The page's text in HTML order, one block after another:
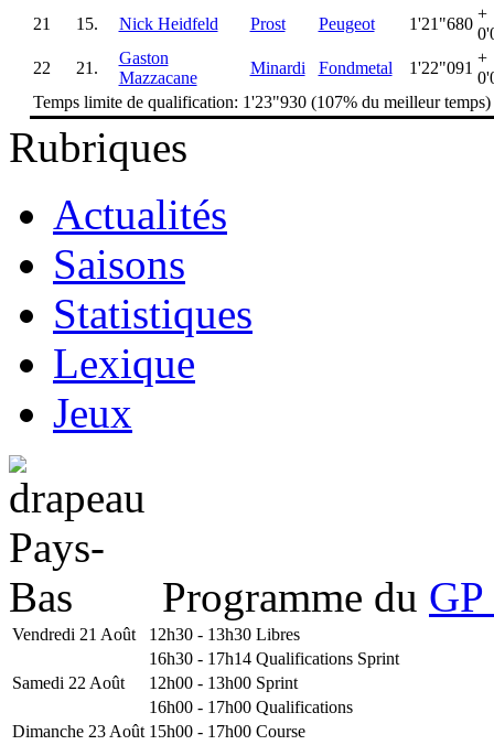
21
15. Nick Heidfeld Prost Peugeot 1'21"680
+
22
21.
Gaston
Mazzacane
Minardi Fondmetal 1'22"091
+
Temps limite de qualification: 1'23"930 (107% du meilleur temps)
Rubriques
Actualités
Saisons
Statistiques
Lexique
Jeux
Programme du
Vendredi 21 Août 12h30 - 13h30 Libres
16h30 - 17h14 Qualifications Sprint
Samedi 22 Août
12h00 - 13h00 Sprint
16h00 - 17h00 Qualifications
Dimanche 23 Août 15h00 - 17h00 Course